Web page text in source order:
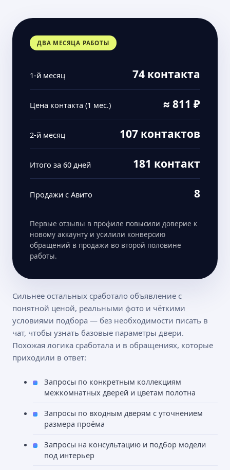
ДВА МЕСЯЦА РАБОТЫ
1-й месяц 74 контакта
Цена контакта (1 мес.) ≈ 811 ₽
2-й месяц 107 контактов
Итого за 60 дней 181 контакт
Продажи с Авито 8
Первые отзывы в профиле повысили доверие к
новому аккаунту и усилили конверсию
обращений в продажи во второй половине
работы.
Сильнее остальных сработало объявление с
понятной ценой, реальными фото и чёткими
условиями подбора — без необходимости писать в
чат, чтобы узнать базовые параметры двери.
Похожая логика сработала и в обращениях, которые
приходили в ответ:
Запросы по конкретным коллекциям
межкомнатных дверей и цветам полотна
Запросы по входным дверям с уточнением
размера проёма
Запросы на консультацию и подбор модели
под интерьер